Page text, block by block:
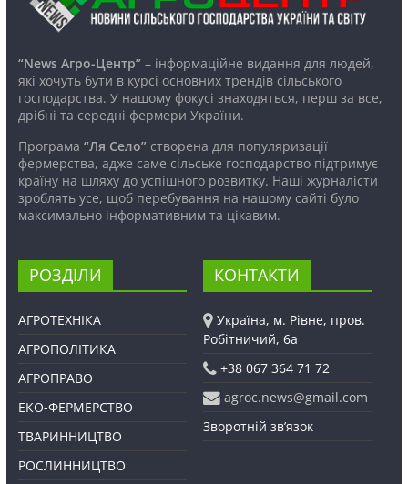
“News Агро-Центр”– інформаційне видання для людей,
які хочуть бути в курсі основних трендів сільського
господарства. У нашому фокусі знаходяться, перш за все,
дрібні та середні фермери України.
Програма “Ля Село”створена для популяризації
фермерства, адже саме сільське господарство підтримує
країну на шляху до успішного розвитку. Наші журналісти
зроблять усе, щоб перебування на нашому сайті було
максимально інформативним та цікавим.
РОЗДІЛИ
АГРОТЕХНІКА
АГРОПОЛІТИКА
АГРОПРАВО
ЕКО-ФЕРМЕРСТВО
ТВАРИННИЦТВО
РОСЛИННИЦТВО
КОНТАКТИ
Україна, м. Рівне, пров.
Робітничий, 6а
+38 067 364 71 72
agroc.news@gmail.com
Зворотній зв’язок